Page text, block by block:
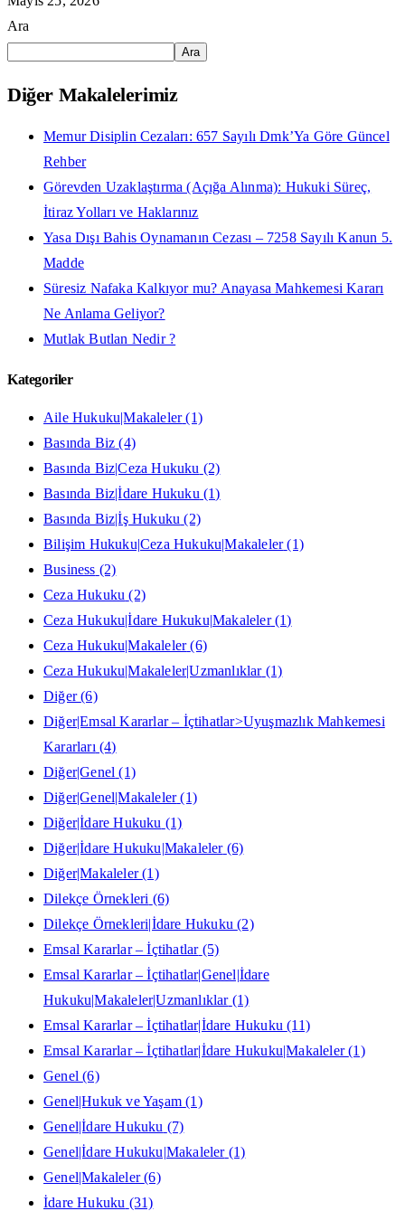
Ara
Ara
Diğer Makalelerimiz
Memur Disiplin Cezaları: 657 Sayılı Dmk’Ya Göre Güncel
Rehber
Görevden Uzaklaştırma (Açığa Alınma): Hukuki Süreç,
İtiraz Yolları ve Haklarınız
Yasa Dışı Bahis Oynamanın Cezası – 7258 Sayılı Kanun 5.
Madde
Süresiz Nafaka Kalkıyor mu? Anayasa Mahkemesi Kararı
Ne Anlama Geliyor?
Mutlak Butlan Nedir ?
Kategoriler
Aile Hukuku|Makaleler (1)
Basında Biz (4)
Basında Biz|Ceza Hukuku (2)
Basında Biz|İdare Hukuku (1)
Basında Biz|İş Hukuku (2)
Bilişim Hukuku|Ceza Hukuku|Makaleler (1)
Business (2)
Ceza Hukuku (2)
Ceza Hukuku|İdare Hukuku|Makaleler (1)
Ceza Hukuku|Makaleler (6)
Ceza Hukuku|Makaleler|Uzmanlıklar (1)
Diğer (6)
Diğer|Emsal Kararlar – İçtihatlar>Uyuşmazlık Mahkemesi
Kararları (4)
Diğer|Genel (1)
Diğer|Genel|Makaleler (1)
Diğer|İdare Hukuku (1)
Diğer|İdare Hukuku|Makaleler (6)
Diğer|Makaleler (1)
Dilekçe Örnekleri (6)
Dilekçe Örnekleri|İdare Hukuku (2)
Emsal Kararlar – İçtihatlar (5)
Emsal Kararlar – İçtihatlar|Genel|İdare
Hukuku|Makaleler|Uzmanlıklar (1)
Emsal Kararlar – İçtihatlar|İdare Hukuku (11)
Emsal Kararlar – İçtihatlar|İdare Hukuku|Makaleler (1)
Genel (6)
Genel|Hukuk ve Yaşam (1)
Genel|İdare Hukuku (7)
Genel|İdare Hukuku|Makaleler (1)
Genel|Makaleler (6)
İdare Hukuku (31)